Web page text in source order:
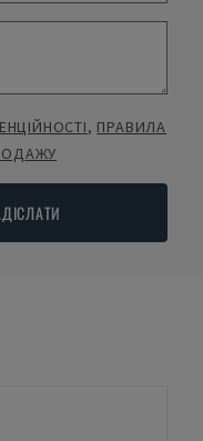
, ПРАВИЛА